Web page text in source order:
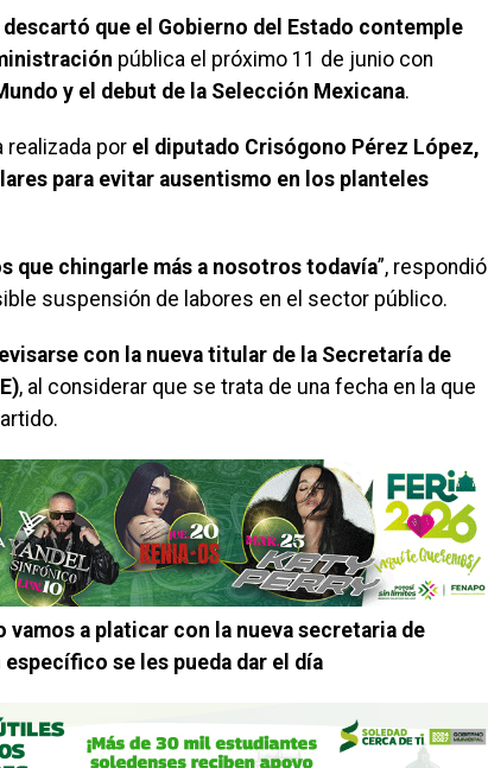
que el Gobierno del Estado contemple
pública el próximo 11 de junio con
y el debut de la Selección Mexicana.
realizada por el diputado Crisógono Pérez López,
para evitar ausentismo en los planteles
que chingarle más a nosotros todavía”, respondió
suspensión de labores en el sector público.
con la nueva titular de la Secretaría de
, al considerar que se trata de una fecha en la que
vamos a platicar con la nueva secretaria de
se les pueda dar el día